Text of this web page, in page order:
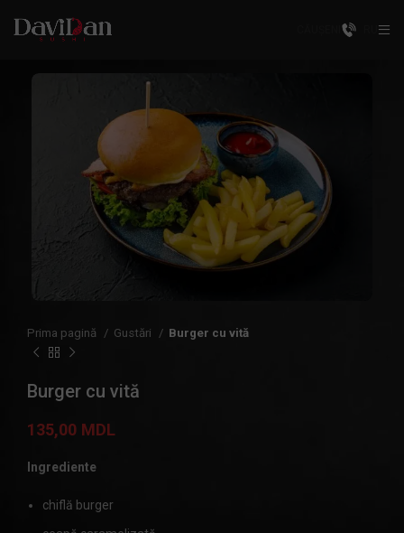
Prima pagină Gustări Burger cu vită
Burger cu vită
135,00 MDL
Ingrediente
chiflă burger